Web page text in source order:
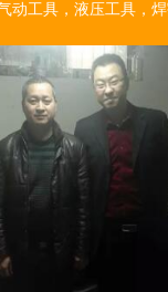
动工具，液压工具，